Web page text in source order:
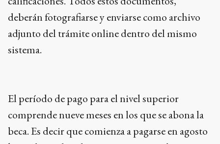
deberán fotografiarse y enviarse como archivo
adjunto del trámite online dentro del mismo
sistema.
El período de pago para el nivel superior
comprende nueve meses en los que se abona la
beca. Es decir que comienza a pagarse en agosto